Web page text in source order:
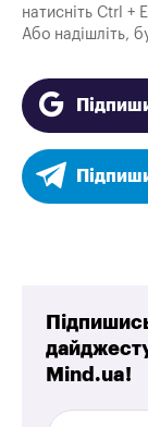
натисніть Ctrl +
Або надішліть,
Mind.ua!